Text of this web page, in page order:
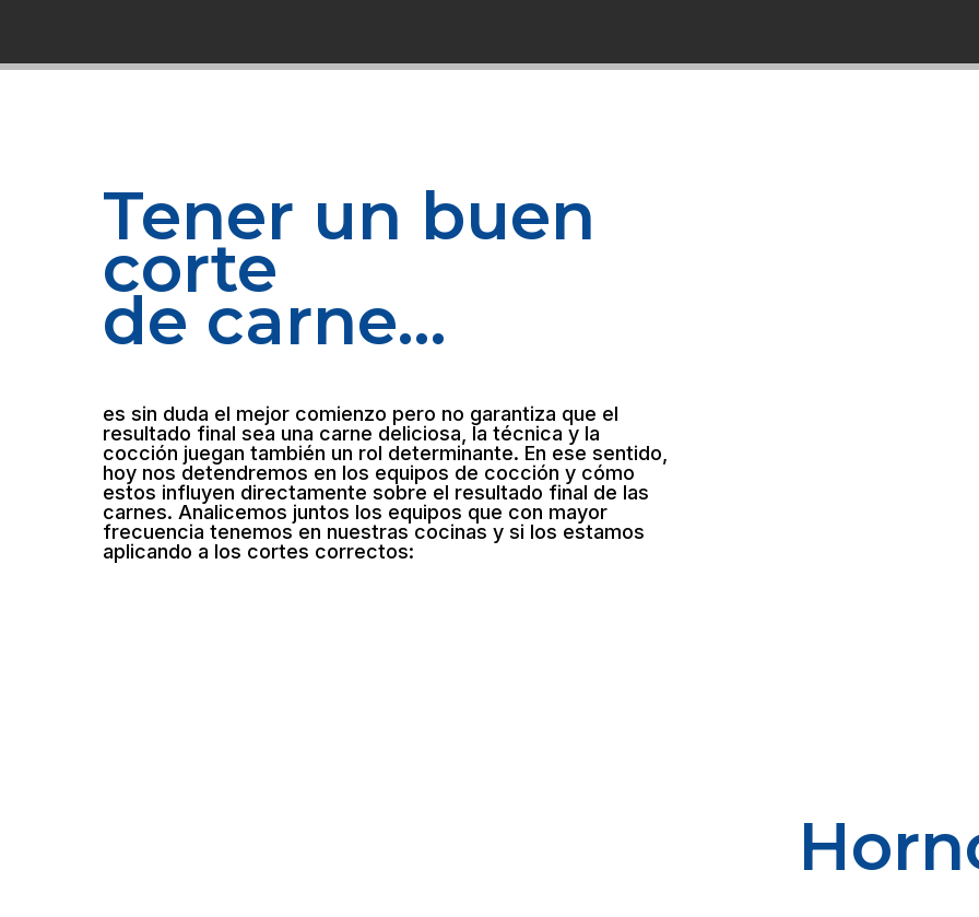
Tener un buen
corte
de carne…
es sin duda el mejor comienzo pero no garantiza que el
resultado final sea una carne deliciosa, la técnica y la
cocción juegan también un rol determinante. En ese sentido,
hoy nos detendremos en los equipos de cocción y cómo
estos influyen directamente sobre el resultado final de las
carnes. Analicemos juntos los equipos que con mayor
frecuencia tenemos en nuestras cocinas y si los estamos
aplicando a los cortes correctos: